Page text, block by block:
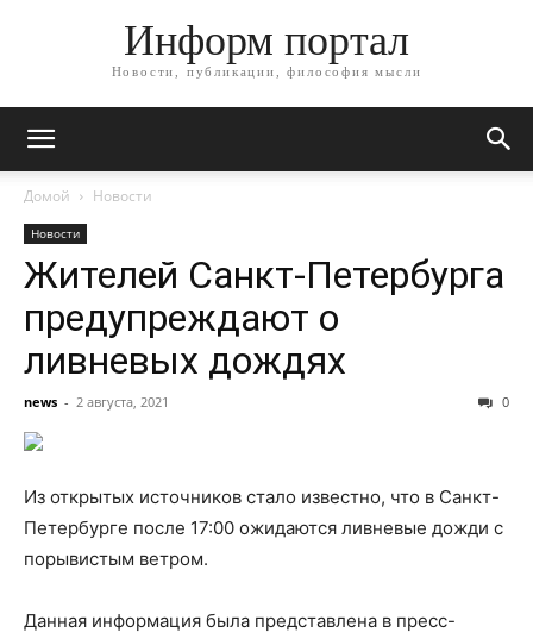
Информ портал
Новости, публикации, философия мысли
Домой Новости
Новости
Жителей Санкт-Петербурга
предупреждают о
ливневых дождях
news - 2 августа, 2021 0
Из открытых источников стало известно, что в Санкт-
Петербурге после 17:00 ожидаются ливневые дожди с
порывистым ветром.
Данная информация была представлена в пресс-